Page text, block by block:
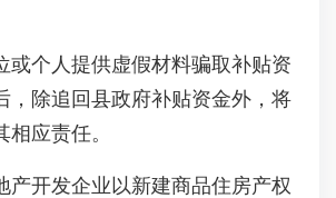
个人提供虚假材料骗取补贴资
，除追回县政府补贴资金外，将
应责任。
开发企业以新建商品住房产权